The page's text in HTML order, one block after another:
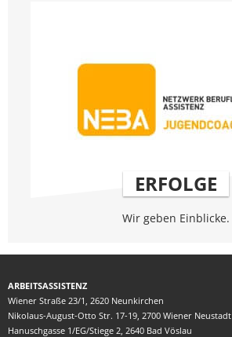
ERFOLGE
Wir geben Einblicke.
ARBEITSASSISTENZ
Wiener Straße 23/1, 2620 Neunkirchen
Nikolaus-August-Otto Str. 17-19, 2700 Wiener Neustadt
Hanuschgasse 1/EG/Stiege 2, 2640 Bad Vöslau